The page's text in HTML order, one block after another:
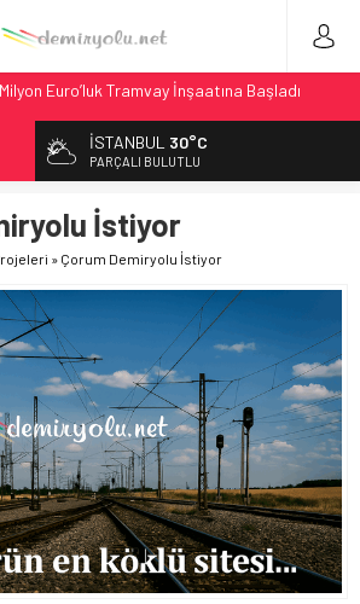
Euro’luk Tramvay İnşaatına Başladı
Doğruladı: 308 Bin Rupiye Özel Vagonda
Polisi BVLOS Drone’larla Müdahale
Tarihi Bütçe: 46 Yılın Rekoru Onaylandı
İSTANBUL 30°C
PARÇALI BULUTLU
İstiyor
» Çorum Demiryolu İstiyor